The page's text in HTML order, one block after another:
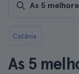
Catânia
As 5